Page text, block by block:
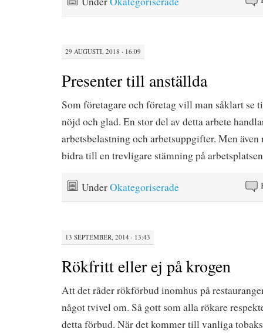
29 AUGUSTI, 2018 · 16:09
Presenter till anställda
Som företagare och företag vill man såklart se
nöjd och glad. En stor del av detta arbete
arbetsbelastning och arbetsuppgifter. Men
bidra till en trevligare stämning på
UnderOkategoriserade
13 SEPTEMBER, 2014 · 13:43
Rökfritt eller ej på krogen
Att det råder rökförbud inomhus på
något tvivel om. Så gott som alla rökare
detta förbud. När det kommer till vanliga